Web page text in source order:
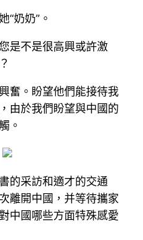
“奶奶”。
是不是很高興或許激
奮。盼望他們能接待我
由於我們盼望與中國的
。
的采訪和適才的交通
離開中國，并等待攜家
中國哪些方面特殊感愛